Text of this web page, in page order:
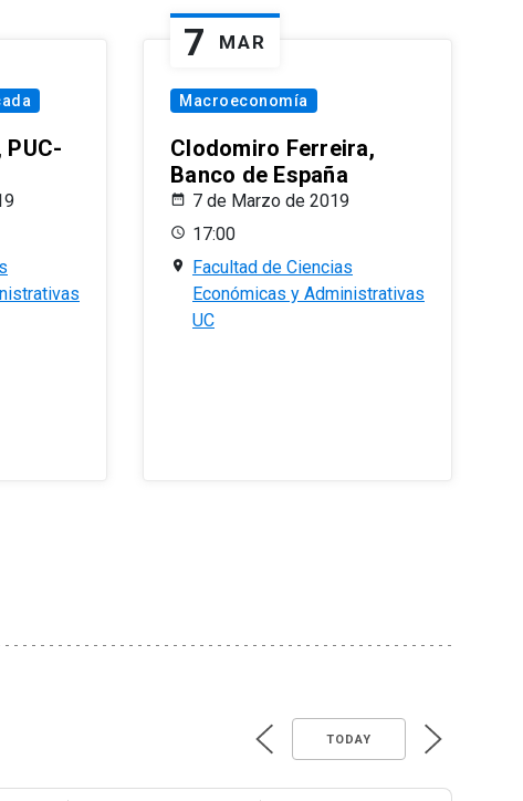
7 MAR
Macroeconomía
Clodomiro Ferreira,
Banco de España
7 de Marzo de 2019
17:00
Facultad de Ciencias
Económicas y Administrativas
UC
TODAY